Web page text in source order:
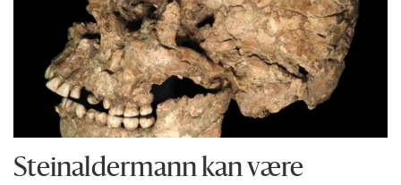
Steinaldermann kan være